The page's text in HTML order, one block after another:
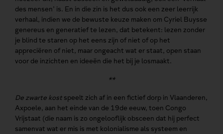
des mensen’ is. En in die zin is het dus ook een zeer leerrijk
verhaal, indien we de bewuste keuze maken om Cyriel Buysse
genereus en generatief te lezen, dat betekent: lezen zonder
je blind te staren op het eens zijn of niet of op het
appreciëren of niet, maar ongeacht wat er staat, open staan
voor de inzichten en ideeën die het bij je losmaakt.
**
De zwarte kost speelt zich af in een fictief dorp in Vlaanderen,
Axpoele, aan het einde van de 19de eeuw, toen Congo
Vrijstaat (die naam is zo ongelooflijk obsceen dat hij perfect
samenvat wat er mis is met kolonialisme als systeem en